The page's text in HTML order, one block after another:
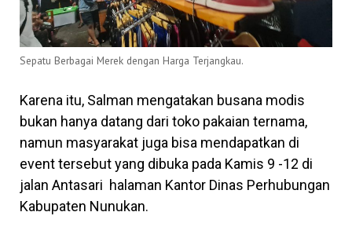
Sepatu Berbagai Merek dengan Harga Terjangkau.
Karena itu, Salman mengatakan busana modis
bukan hanya datang dari toko pakaian ternama,
namun masyarakat juga bisa mendapatkan di
event tersebut yang dibuka pada Kamis 9 -12 di
jalan Antasari halaman Kantor Dinas Perhubungan
Kabupaten Nunukan.